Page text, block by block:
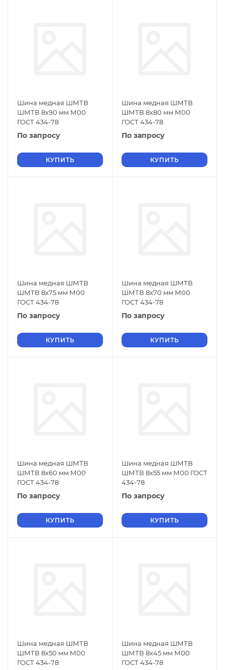
Шина медная ШМТВ
ШМТВ 8х90 мм М00
ГОСТ 434-78
По запросу
КУПИТЬ
Шина медная ШМТВ
ШМТВ 8х80 мм М00
ГОСТ 434-78
По запросу
КУПИТЬ
Шина медная ШМТВ
ШМТВ 8х75 мм М00
ГОСТ 434-78
По запросу
КУПИТЬ
Шина медная ШМТВ
ШМТВ 8х70 мм М00
ГОСТ 434-78
По запросу
КУПИТЬ
Шина медная ШМТВ
ШМТВ 8х60 мм М00
ГОСТ 434-78
По запросу
КУПИТЬ
Шина медная ШМТВ
ШМТВ 8х55 мм М00 ГОСТ
434-78
По запросу
КУПИТЬ
Шина медная ШМТВ
ШМТВ 8х50 мм М00
ГОСТ 434-78
Шина медная ШМТВ
ШМТВ 8х45 мм М00
ГОСТ 434-78